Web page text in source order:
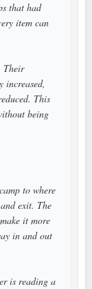
that had
item can
Their
increased,
This
being
to where
exit. The
it more
in and out
is reading a